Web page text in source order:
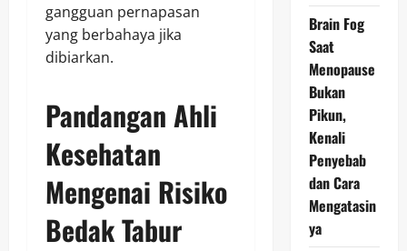
gangguan pernapasan
yang berbahaya jika
dibiarkan.
Pandangan Ahli
Kesehatan
Mengenai Risiko
Bedak Tabur
Brain Fog
Saat
Menopause
Bukan
Pikun,
Kenali
Penyebab
dan Cara
Mengatasin
ya